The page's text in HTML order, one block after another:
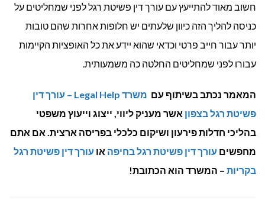
חשוב מאוד להתייעץ עם עורך דין פשיטת רגל לפני שמחליטים על
כניסה להליך הזה כיוון שלעתים יש חלופות אחרות שהם טובות
יותר עבור חייב פרטי וכדאי שהוא יידע את כל האופציות הקיימות
עבורו לפני שמחליטים החלטה כה משמעותית.
המאמר נכתב בשיתוף עם
משרד Legal Help – עורך דין
פשיטת רגל בצפון אשר מעניק ליווי, ייצוג וייעוץ משפטי
בהליכי חדלות פירעון ושיקום כלכלי בפריסה ארצית. אם אתם
מחפשים עורך דין פשיטת רגל בחיפה או עורך דין פשיטת רגל
בקריות – המשרד הוא הכתובת!